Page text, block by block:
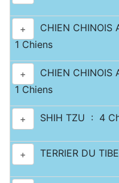
+
CHIEN CHINOIS
1 Chiens
+
CHIEN
1 Chiens
+ SHIH TZU : 4
+ TERRIER DU